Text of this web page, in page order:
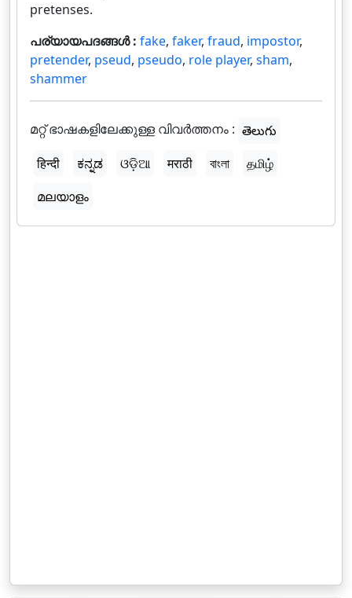
pretenses.
പര്യായപദങ്ങൾ : fake, faker, fraud, impostor,
pretender, pseud, pseudo, role player, sham,
shammer
മറ്റ് ഭാഷകളിലേക്കുള്ള വിവർത്തനം : తెలుగు
हिन्दी
ಕನ್ನಡ ଓଡ଼ିଆ मराठी বাংলা
தமிழ்
മലയാളം